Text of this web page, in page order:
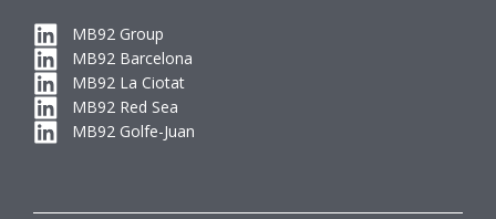
MB92 Group
MB92 Barcelona
MB92 La Ciotat
MB92 Red Sea
MB92 Golfe-Juan